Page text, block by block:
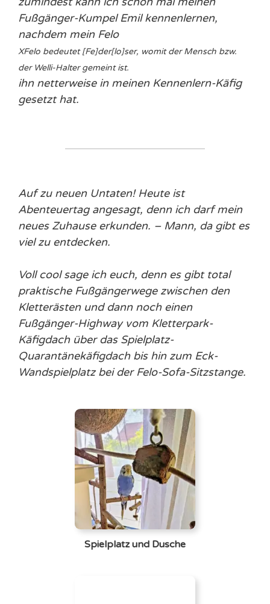
Fußgänger-Kumpel Emil kennenlernen,
nachdem mein Felo
XFelo bedeutet [Fe]der[lo]ser, womit der Mensch bzw.
der Welli-Halter gemeint ist.
ihn netterweise in meinen Kennenlern-Käfig
gesetzt hat.
Auf zu neuen Untaten! Heute ist
Abenteuertag angesagt, denn ich darf mein
neues Zuhause erkunden. – Mann, da gibt es
viel zu entdecken.
Voll cool sage ich euch, denn es gibt total
praktische Fußgängerwege zwischen den
Kletterästen und dann noch einen
Fußgänger-Highway vom Kletterpark-
Käfigdach über das Spielplatz-
Quarantänekäfigdach bis hin zum Eck-
Wandspielplatz bei der Felo-Sofa-Sitzstange.
Spielplatz und Dusche